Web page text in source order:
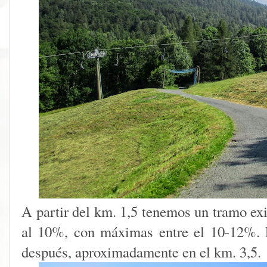
A partir del km. 1,5 tenemos un tramo
al 10%, con máximas entre el 10-
después, aproximadamente en el km. 3,5.